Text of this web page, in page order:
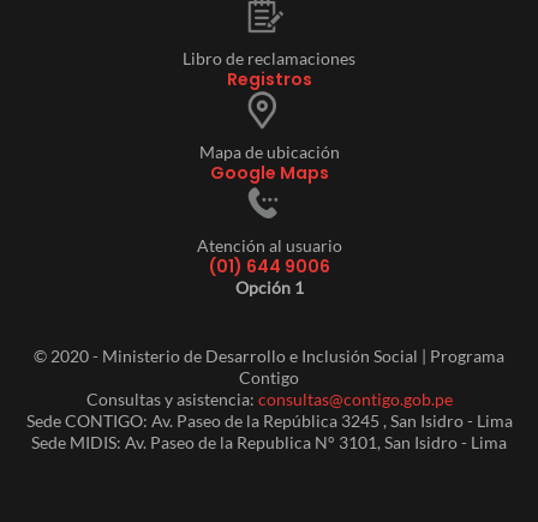
Libro de reclamaciones
Registros
Mapa de ubicación
Google Maps
Atención al usuario
(01) 644 9006
Opción 1
© 2020 - Ministerio de Desarrollo e Inclusión Social | Programa
Contigo
Consultas y asistencia: consultas@contigo.gob.pe
Sede CONTIGO: Av. Paseo de la República 3245 , San Isidro - Lima
Sede MIDIS: Av. Paseo de la Republica N° 3101, San Isidro - Lima